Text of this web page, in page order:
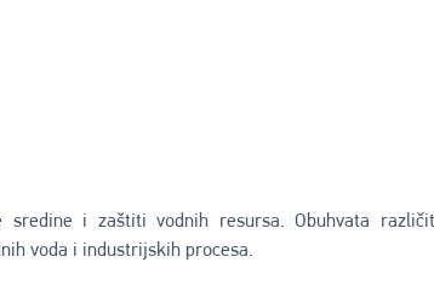
i zaštiti vodnih resursa. Obuhvata
voda i industrijskih procesa.